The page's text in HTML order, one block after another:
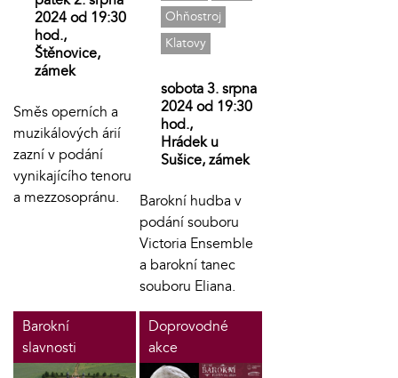
2024 od 19:30
hod.,
Štěnovice,
zámek
Směs operních a
muzikálových árií
zazní v podání
vynikajícího tenoru
a mezzosopránu.
Ohňostroj
Klatovy
sobota 3. srpna
2024 od 19:30
hod.,
Hrádek u
Sušice, zámek
Barokní hudba v
podání souboru
Victoria Ensemble
a barokní tanec
souboru Eliana.
Barokní
slavnosti
Doprovodné
akce